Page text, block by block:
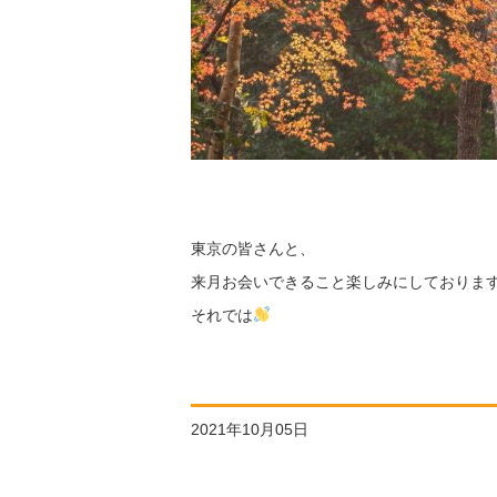
東京の皆さんと、
来月お会いできること楽しみにしておりま
それでは
2021年10月05日